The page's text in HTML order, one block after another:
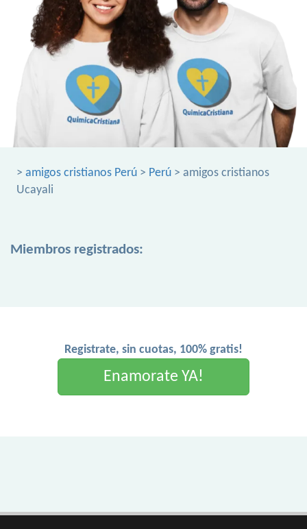
> amigos cristianos Perú > Perú > amigos cristianos
Ucayali
Miembros registrados:
Registrate, sin cuotas, 100% gratis!
Enamorate YA!